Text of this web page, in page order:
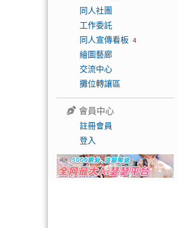
同人社團
工作委託
同人宣傳看板 4
繪圖藝廊
交流中心
攤位轉讓區
會員中心
註冊會員
登入